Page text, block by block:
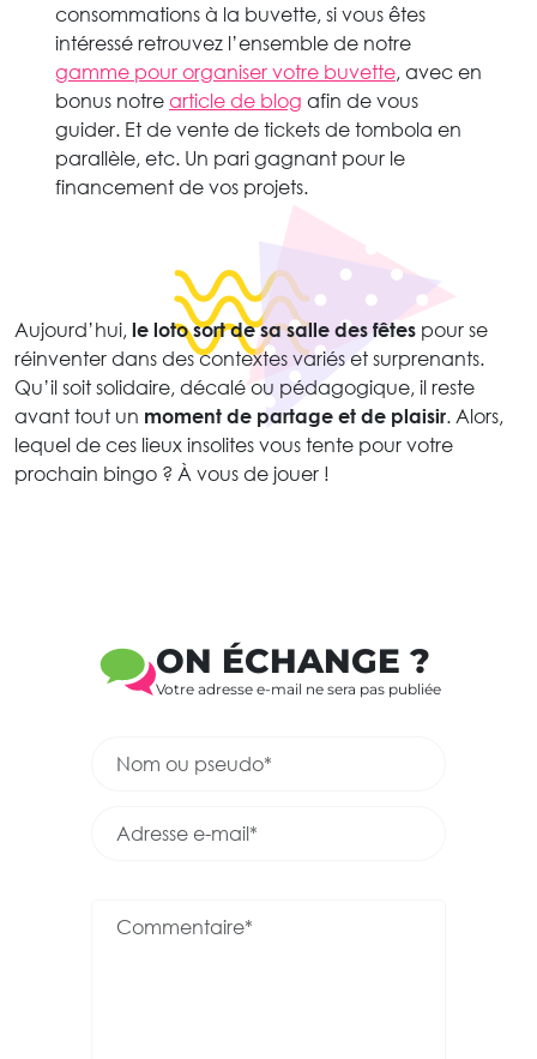
consommations à la buvette, si vous êtes
intéressé retrouvez l’ensemble de notre
gamme pour organiser votre buvette, avec en
bonus notre article de blog afin de vous
guider. Et de vente de tickets de tombola en
parallèle, etc. Un pari gagnant pour le
financement de vos projets.
Aujourd’hui, le loto sort de sa salle des fêtes pour se
réinventer dans des contextes variés et surprenants.
Qu’il soit solidaire, décalé ou pédagogique, il reste
avant tout un moment de partage et de plaisir. Alors,
lequel de ces lieux insolites vous tente pour votre
prochain bingo ? À vous de jouer !
ON ÉCHANGE ?
Votre adresse e-mail ne sera pas publiée